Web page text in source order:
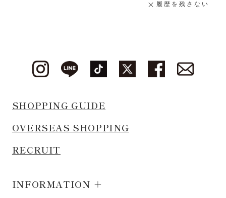
履歴を残さない
SHOPPING GUIDE
OVERSEAS SHOPPING
RECRUIT
INFORMATION